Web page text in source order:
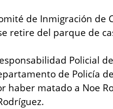
de Inmigración de
retire del parque de
Policial
de Policía
haber matado a Noe